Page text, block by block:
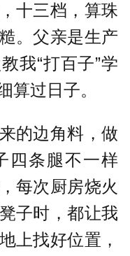
三档，算珠
。父亲是生产
我“打百子”学
算过日子。
边角料，做
四条腿不一样
每次厨房烧火
子时，都让我
上找好位置，